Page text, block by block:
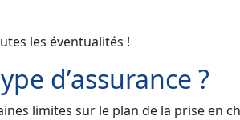
les éventualités !
d’assurance ?
limites sur le plan de la prise en